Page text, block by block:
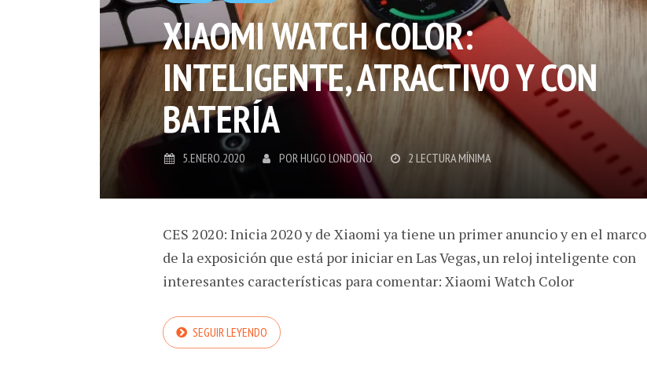
XIAOMI WATCH COLOR:
INTELIGENTE, ATRACTIVO Y CON
BATERÍA
5.ENERO.2020 PORHUGO LONDOÑO 2 LECTURA MÍNIMA
CES 2020: Inicia 2020 y de Xiaomi ya tiene un primer anuncio y en el marco
de la exposición que está por iniciar en Las Vegas, un reloj inteligente con
interesantes características para comentar: Xiaomi Watch Color
SEGUIR LEYENDO